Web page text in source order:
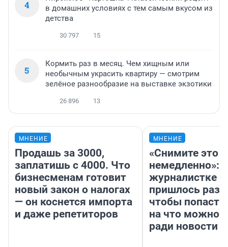
4
в домашних условиях с тем самым вкусом из
детства
30 797 15
5
Кормить раз в месяц. Чем хищным или
необычным украсить квартиру — смотрим
зелёное разнообразие на выставке экзотики
26 896 13
МНЕНИЕ
Продашь за 3000,
заплатишь с 4000. Что
бизнесменам готовит
новый закон о налогах
— он коснется импорта
и даже репетиторов
МНЕНИЕ
«Снимите это
немедленно»:
журналистке
пришлось
чтобы попасть
на что можно
ради новости